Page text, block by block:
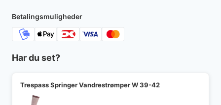
Betalingsmuligheder
Har du set?
Trespass Springer Vandrestrømper W 39-42